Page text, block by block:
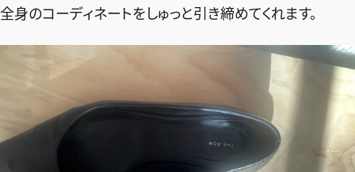
JOIN US
編集部から届くメールマガジン、
会員限定プレゼントや特別イベントへの応募など
全身のコーディネートをしゅっと引き締めてくれます。